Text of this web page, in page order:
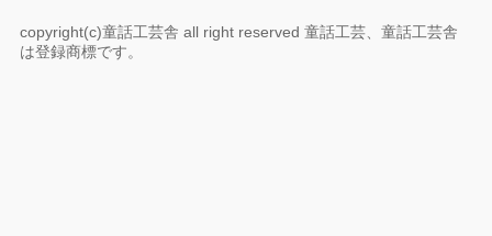
copyright(c)童話工芸舎 all right reserved 童話工芸、童話工芸舎
は登録商標です。